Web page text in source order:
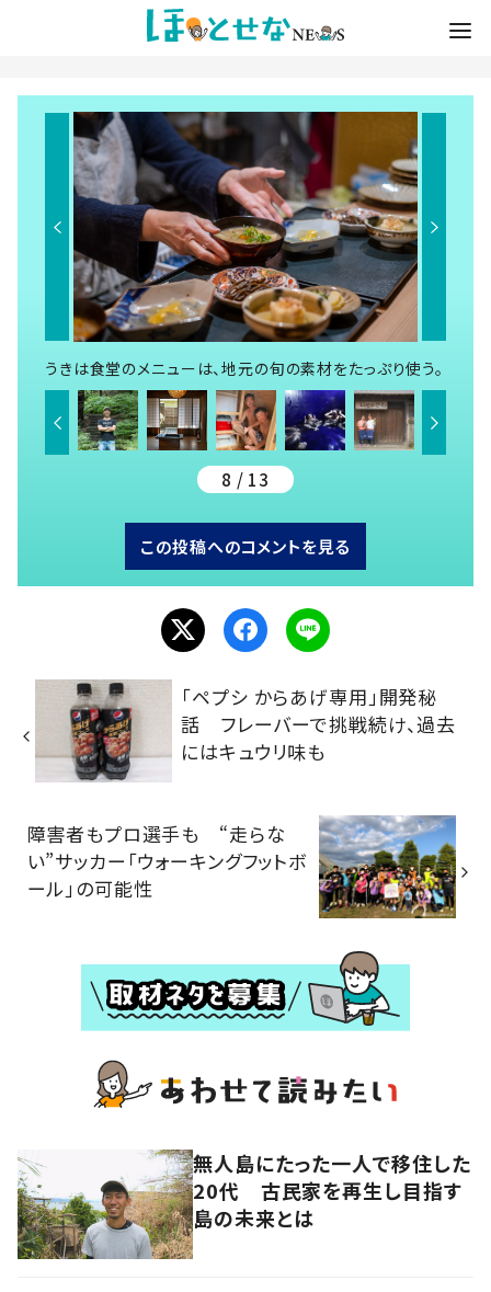
うきは食堂のメニューは、地元の旬の素材をたっぷり使う。
8 / 13
この投稿へのコメントを見る
「ペプシ からあげ専用」開発秘
話 フレーバーで挑戦続け、過去
にはキュウリ味も
障害者もプロ選手も “走らな
い”サッカー「ウォーキングフットボ
ール」の可能性
無人島にたった一人で移住した
20代 古民家を再生し目指す
島の未来とは